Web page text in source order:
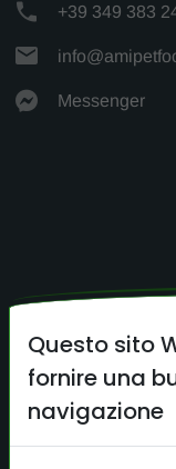
+39 349 383
Messenger
Questo sito
fornire una
navigazione